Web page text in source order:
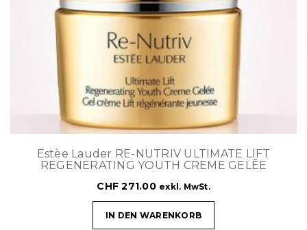
Estèe Lauder RE-NUTRIV ULTIMATE LIFT
REGENERATING YOUTH CREME GELÊE
CHF 271.00 exkl. MwSt.
IN DEN WARENKORB